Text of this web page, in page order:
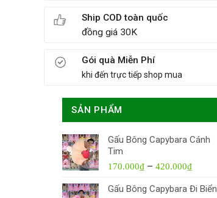
Ship COD toàn quốc
đồng giá 30K
Gói quà Miễn Phí
khi đến trực tiếp shop mua
SẢN PHẨM
Gấu Bông Capybara Cánh
Tim
170.000₫ – 420.000₫
Gấu Bông Capybara Đi Biển